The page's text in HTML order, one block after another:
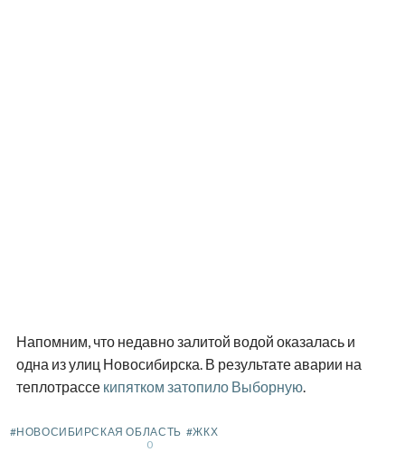
Напомним, что недавно залитой водой оказалась и
одна из улиц Новосибирска. В результате аварии на
теплотрассе кипятком затопило Выборную.
#НОВОСИБИРСКАЯ ОБЛАСТЬ #ЖКХ
0